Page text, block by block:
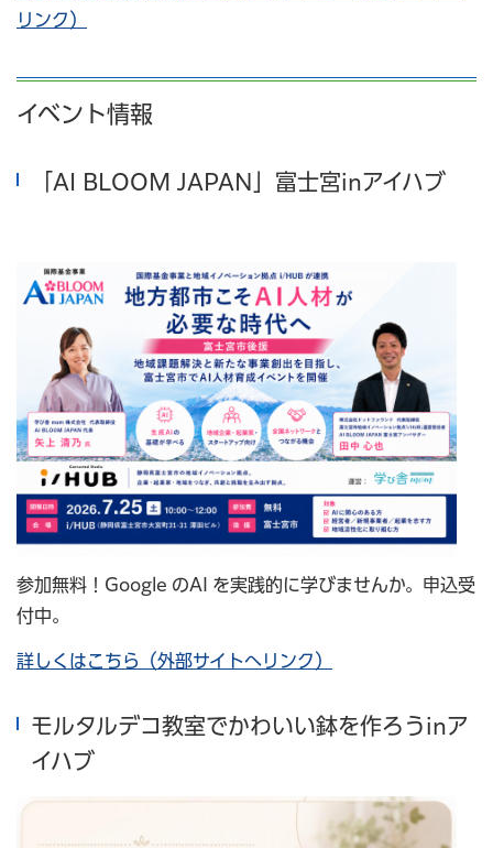
リンク）
イベント情報
「AI BLOOM JAPAN」富士宮inアイハブ
参加無料！Google のAI を実践的に学びませんか。申込受
付中。
詳しくはこちら（外部サイトへリンク）
モルタルデコ教室でかわいい鉢を作ろうinア
イハブ